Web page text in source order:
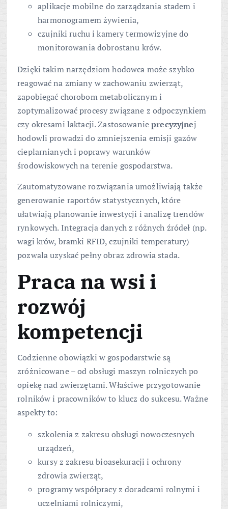
aplikacje mobilne do zarządzania stadem i
harmonogramem żywienia,
czujniki ruchu i kamery termowizyjne do
monitorowania dobrostanu krów.
Dzięki takim narzędziom hodowca może szybko
reagować na zmiany w zachowaniu zwierząt,
zapobiegać chorobom metabolicznym i
zoptymalizować procesy związane z odpoczynkiem
czy okresami laktacji. Zastosowanieprecyzyjnej
hodowli prowadzi do zmniejszenia emisji gazów
cieplarnianych i poprawy warunków
środowiskowych na terenie gospodarstwa.
Zautomatyzowane rozwiązania umożliwiają także
generowanie raportów statystycznych, które
ułatwiają planowanie inwestycji i analizę trendów
rynkowych. Integracja danych z różnych źródeł (np.
wagi krów, bramki RFID, czujniki temperatury)
pozwala uzyskać pełny obraz zdrowia stada.
Praca na wsi i
rozwój
kompetencji
Codzienne obowiązki w gospodarstwie są
zróżnicowane – od obsługi maszyn rolniczych po
opiekę nad zwierzętami. Właściwe przygotowanie
rolników i pracowników to klucz do sukcesu. Ważne
aspekty to:
szkolenia z zakresu obsługi nowoczesnych
urządzeń,
kursy z zakresu bioasekuracji i ochrony
zdrowia zwierząt,
programy współpracy z doradcami rolnymi i
uczelniami rolniczymi,